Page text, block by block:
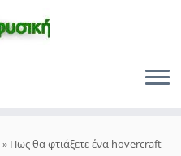
» Πως θα φτιάξετε ένα hovercraft